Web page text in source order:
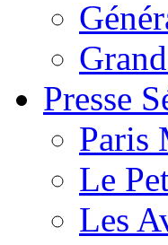
Presse
Paris
Le
Les